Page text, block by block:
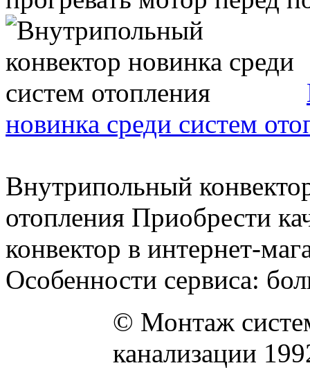
новинка среди систем
Внутрипольный
отопления Приобрести
конвектор в интернет-
Особенности сервиса:
© Монтаж
канализации